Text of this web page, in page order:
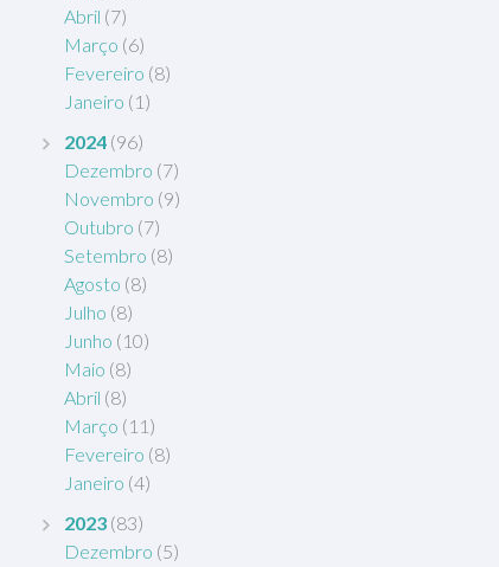
Abril (7)
Março (6)
Fevereiro (8)
Janeiro (1)
2024 (96)
Dezembro (7)
Novembro (9)
Outubro (7)
Setembro (8)
Agosto (8)
Julho (8)
Junho (10)
Maio (8)
Abril (8)
Março (11)
Fevereiro (8)
Janeiro (4)
2023 (83)
Dezembro (5)